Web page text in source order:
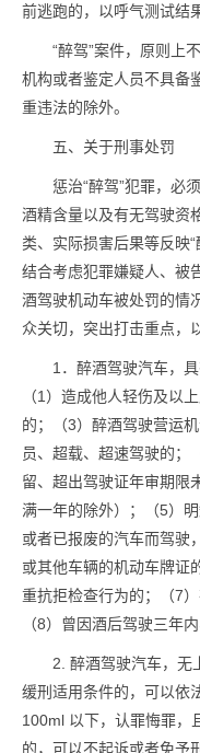
前逃跑的，以呼气测试结
“醉驾”案件，原则上
机构或者鉴定人员不具备
重违法的除外。
五、关于刑事处罚
惩治“醉驾”犯罪，必
酒精含量以及有无驾驶资
类、实际损害后果等反映
结合考虑犯罪嫌疑人、被
酒驾驶机动车被处罚的情
众关切，突出打击重点，
1．醉酒驾驶汽车，
（1）造成他人轻伤及以
的；（3）醉酒驾驶营运
员、超载、超速驾驶的；
留、超出驾驶证年审期限
满一年的除外）；（5）
或者已报废的汽车而驾驶
或其他车辆的机动车牌证
重抗拒检查行为的；（7
（8）曾因酒后驾驶三年
2. 醉酒驾驶汽车，无
缓刑适用条件的，可以依
100ml 以下，认罪悔罪，
的，可以不起诉或者免予